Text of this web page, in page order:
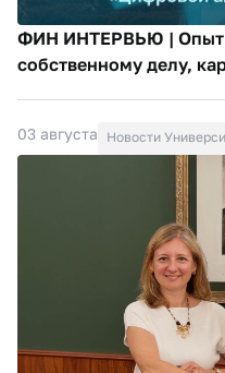
ФИН ИНТЕРВЬЮ | Опыт
собственному делу,
03 августа Новости